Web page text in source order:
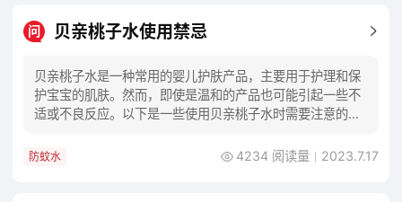
问 贝亲桃子水使用禁忌
贝亲桃子水是一种常用的婴儿护肤产品，主要用于护理和保
护宝宝的肌肤。然而，即使是温和的产品也可能引起一些不
适或不良反应。以下是一些使用贝亲桃子水时需要注意的禁
防蚊水 4234 阅读量 2023.7.17